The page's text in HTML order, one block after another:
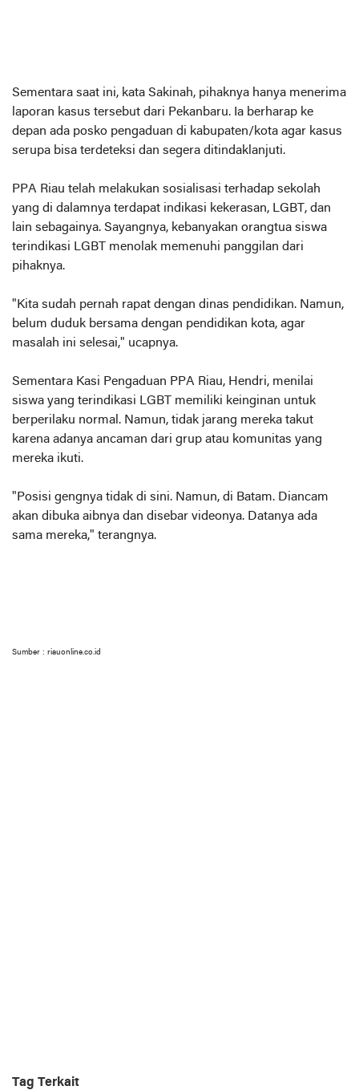
Sementara saat ini, kata Sakinah, pihaknya hanya menerima
laporan kasus tersebut dari Pekanbaru. Ia berharap ke
depan ada posko pengaduan di kabupaten/kota agar kasus
serupa bisa terdeteksi dan segera ditindaklanjuti.
PPA Riau telah melakukan sosialisasi terhadap sekolah
yang di dalamnya terdapat indikasi kekerasan, LGBT, dan
lain sebagainya. Sayangnya, kebanyakan orangtua siswa
terindikasi LGBT menolak memenuhi panggilan dari
pihaknya.
"Kita sudah pernah rapat dengan dinas pendidikan. Namun,
belum duduk bersama dengan pendidikan kota, agar
masalah ini selesai," ucapnya.
Sementara Kasi Pengaduan PPA Riau, Hendri, menilai
siswa yang terindikasi LGBT memiliki keinginan untuk
berperilaku normal. Namun, tidak jarang mereka takut
karena adanya ancaman dari grup atau komunitas yang
mereka ikuti.
"Posisi gengnya tidak di sini. Namun, di Batam. Diancam
akan dibuka aibnya dan disebar videonya. Datanya ada
sama mereka," terangnya.
Sumber : riauonline.co.id
Tag Terkait